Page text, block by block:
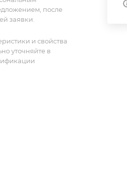
после
заявки.
и свойства
уточняйте в